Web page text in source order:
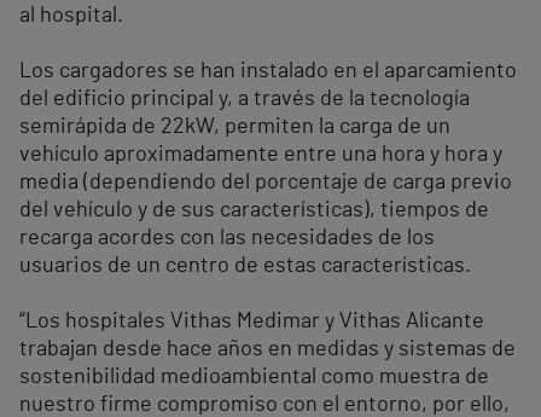
al hospital.
Los cargadores se han instalado en el aparcamiento
del edificio principal y, a través de la tecnología
semirápida de 22kW, permiten la carga de un
vehículo aproximadamente entre una hora y hora y
media (dependiendo del porcentaje de carga previo
del vehículo y de sus características), tiempos de
recarga acordes con las necesidades de los
usuarios de un centro de estas características.
“Los hospitales Vithas Medimar y Vithas Alicante
trabajan desde hace años en medidas y sistemas de
sostenibilidad medioambiental como muestra de
nuestro firme compromiso con el entorno, por ello,